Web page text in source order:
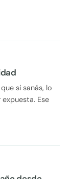
si sanás, lo
Ese